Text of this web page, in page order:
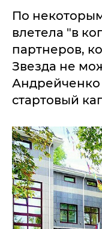
По
влетела "в
партнеров,
Звезда не
стартовый